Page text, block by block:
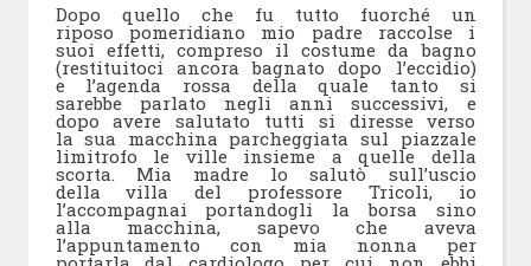
Dopo quello che fu tutto fuorché un
riposo pomeridiano mio padre raccolse i
suoi effetti, compreso il costume da bagno
(restituitoci ancora bagnato dopo l’eccidio)
e l’agenda rossa della quale tanto si
sarebbe parlato negli anni successivi, e
dopo avere salutato tutti si diresse verso
la sua macchina parcheggiata sul piazzale
limitrofo le ville insieme a quelle della
scorta. Mia madre lo salutò sull’uscio
della villa del professore Tricoli, io
l’accompagnai portandogli la borsa sino
alla macchina, sapevo che aveva
l’appuntamento con mia nonna per